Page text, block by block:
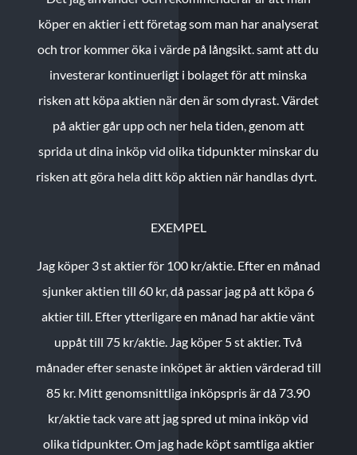
köper en aktier i ett företag som man har analyserat
och tror kommer öka i värde på långsikt. samt att du
investerar kontinuerligt i bolaget för att minska
risken att köpa aktien när den är som dyrast. Värdet
på aktier går upp och ner hela tiden, genom att
sprida ut dina inköp vid olika tidpunkter minskar du
risken att göra hela ditt köp aktien när handlas dyrt.
EXEMPEL
Jag köper 3 st aktier för 100 kr/aktie. Efter en månad
sjunker aktien till 60 kr, då passar jag på att köpa 6
aktier till. Efter ytterligare en månad har aktie vänt
uppåt till 75 kr/aktie. Jag köper 5 st aktier.Två
månader efter senaste inköpet är aktien värderad till
85 kr. Mitt genomsnittliga inköpspris är då 73.90
kr/aktie tack vare att jag spred ut mina inköp vid
olika tidpunkter. Om jag hade köpt samtliga aktier